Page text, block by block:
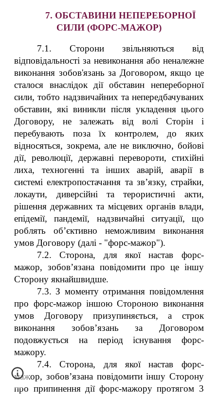
7. ОБСТАВИНИ НЕПЕРЕБОРНОЇ
СИЛИ (ФОРС-МАЖОР)
7.1. Сторони звільняються від
відповідальності за невиконання або неналежне
виконання зобов'язань за Договором, якщо це
сталося внаслідок дії обставин непереборної
сили, тобто надзвичайних та непередбачуваних
обставин, які виникли після укладення цього
Договору, не залежать від волі Сторін і
перебувають поза їх контролем, до яких
відносяться, зокрема, але не виключно, бойові
дії, революції, державні перевороти, стихійні
лиха, техногенні та інших аварій, аварії в
системі електропостачання та зв’язку, страйки,
локаути, диверсійні та терористичні акти,
рішення державних та місцевих органів влади,
епідемії, пандемії, надзвичайні ситуації, що
роблять об’єктивно неможливим виконання
умов Договору (далі - "форс-мажор").
7.2. Сторона, для якої настав форс-
мажор, зобов’язана повідомити про це іншу
Сторону якнайшвидше.
7.3. З моменту отримання повідомлення
про форс-мажор іншою Стороною виконання
умов Договору призупиняється, а строк
виконання зобов’язань за Договором
подовжується на період існування форс-
мажору.
7.4. Сторона, для якої настав форс-
мажор, зобов’язана повідомити іншу Сторону
про припинення дії форс-мажору протягом 3